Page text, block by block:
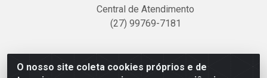
O nosso site coleta cookies próprios e de
Central de Atendimento
(27) 99769-7181
Linhavix Distribuidora LTDA - Avenida Alegre, 2521 -